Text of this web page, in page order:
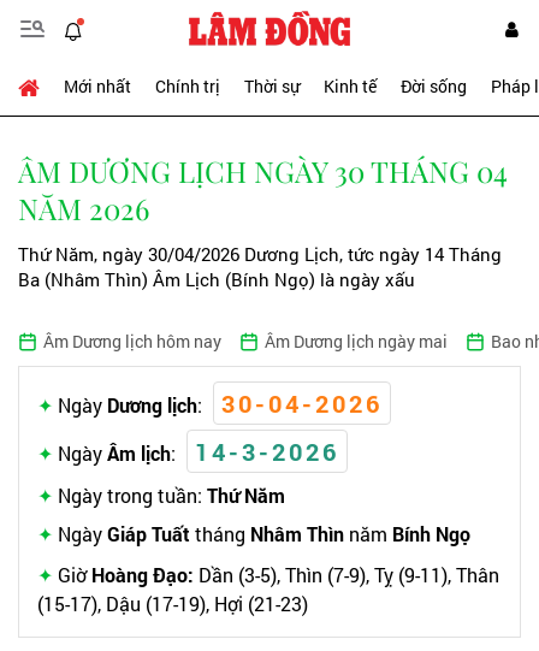
Mới nhất Chính trị Thời sự Kinh tế Đời sống Pháp
ÂM DƯƠNG LỊCH NGÀY 30 THÁNG 04
NĂM 2026
Thứ Năm, ngày 30/04/2026 Dương Lịch, tức ngày 14 Tháng
Ba (Nhâm Thìn) Âm Lịch (Bính Ngọ) là ngày xấu
Âm Dương lịch hôm nay Âm Dương lịch ngày mai Bao
Ngày Dương lịch: 30-04-2026
NgàyÂm lịch: 14-3-2026
Ngày trong tuần: Thứ Năm
NgàyGiáp Tuất tháng Nhâm Thìn năm Bính Ngọ
GiờHoàng Đạo: Dần (3-5), Thìn (7-9), Tỵ (9-11), Thân
(15-17), Dậu (17-19), Hợi (21-23)